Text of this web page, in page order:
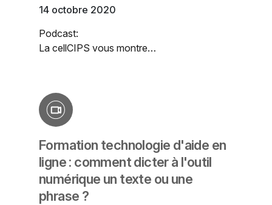
14 octobre 2020
Podcast:
La cellCIPS vous montre…
Formation technologie d'aide en
ligne : comment dicter à l'outil
numérique un texte ou une
phrase ?